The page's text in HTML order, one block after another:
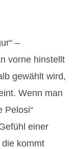
–
vorne hinstellt
gewählt wird,
Wenn man
Pelosi“
einer
die kommt